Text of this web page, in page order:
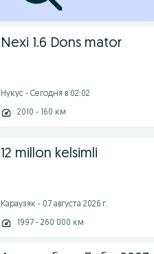
Nexi 1.6 Dons mator
Нукус - Сегодня в 02:02
2010 - 160 км
12 millon kelsimli
Караузяк - 07 августа 2026 г.
1997 - 260 000 км